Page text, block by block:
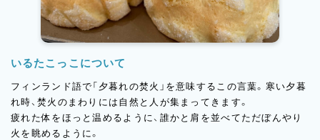
いるたこっこについて
フィンランド語で「夕暮れの焚火」を意味するこの言葉。寒い夕暮
れ時、焚火のまわりには自然と人が集まってきます。
疲れた体をほっと温めるように、誰かと肩を並べてただぼんやり
火を眺めるように。